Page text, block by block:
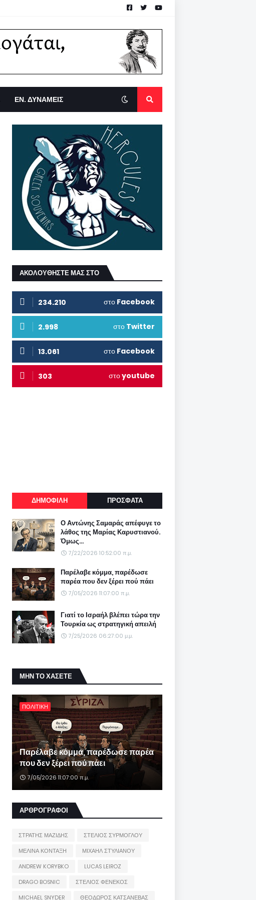
ΕΝ. ΔΥΝΑΜΕΙΣ
ΑΚΟΛΟΥΘΗΣΤΕ ΜΑΣ ΣΤΟ
234.210 στο Facebook
2.998 στο Twitter
13.061 στο Facebook
303 στοyoutube
ΔΗΜΟΦΙΛΗ ΠΡΟΣΦΑΤΑ
Ο Αντώνης Σαμαράς απέφυγε το
λάθος της Μαρίας Καρυστιανού.
Όμως...
7/22/2026 10:52:00 π.μ.
Παρέλαβε κόμμα, παρέδωσε
παρέα που δεν ξέρει πού πάει
7/05/2026 11:07:00 π.μ.
Γιατί το Ισραήλ βλέπει τώρα την
Τουρκία ως στρατηγική απειλή
7/25/2026 06:27:00 μ.μ.
ΜΗΝ ΤΟ ΧΑΣΕΤΕ
ΠΟΛΙΤΙΚΗ
Παρέλαβε κόμμα, παρέδωσε παρέα
που δεν ξέρει πού πάει
7/05/2026 11:07:00 π.μ.
ΑΡΘΡΟΓΡΑΦΟΙ
ΣΤΡΑΤΗΣ ΜΑΖΙΔΗΣ
ΣΤΕΛΙΟΣ ΣΥΡΜΟΓΛΟΥ
ΜΕΛΙΝΑ ΚΟΝΤΑΞΗ
ΜΙΧΑΗΛ ΣΤΥΛΙΑΝΟΥ
ANDREW KORYBKO
LUCAS LEIROZ
DRAGO BOSNIC
ΣΤΕΛΙΟΣ ΦΕΝΕΚΟΣ
MICHAEL SNYDER
ΘΕΟΔΩΡΟΣ ΚΑΤΣΑΝΕΒΑΣ